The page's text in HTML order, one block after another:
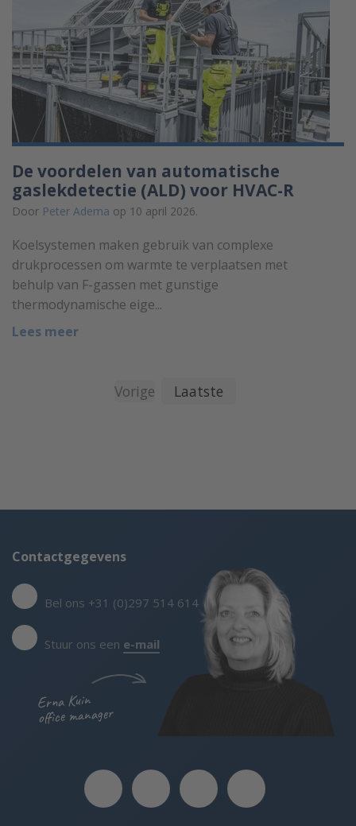
De voordelen van automatische
gaslekdetectie (ALD) voor HVAC-R
Door Peter Adema op 10 april 2026.
Koelsystemen maken gebruik van complexe
drukprocessen om warmte te verplaatsen met
behulp van F-gassen met gunstige
thermodynamische eige...
Lees meer
Vorige Laatste
Erna Kuin
office manager
Contactgegevens
Bel ons +31 (0)297 514 614
Stuur ons een e-mail